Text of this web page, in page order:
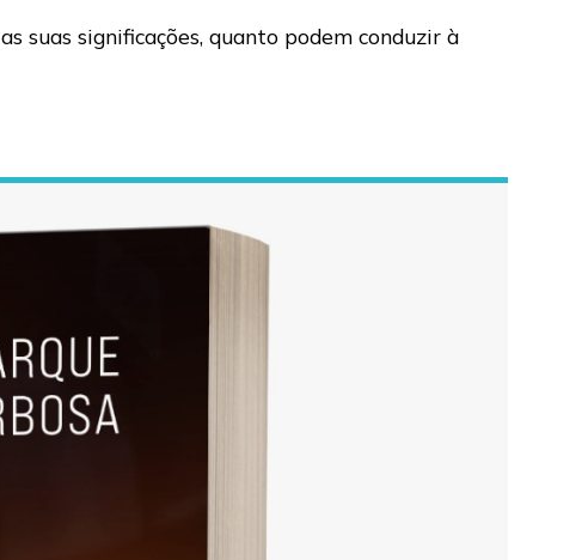
suas significações, quanto podem conduzir à